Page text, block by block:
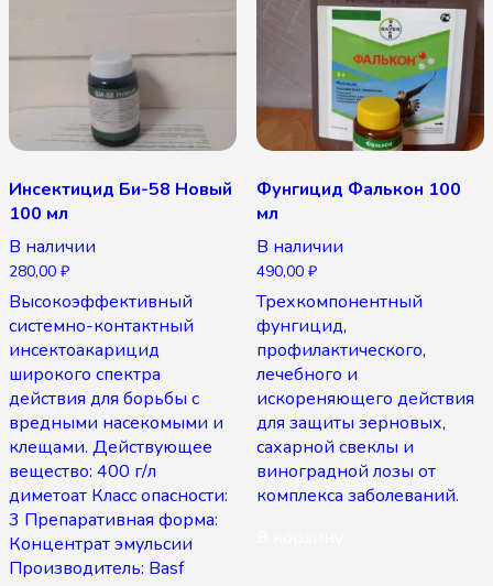
Инсектицид Би-58 Новый
100 мл
В наличии
280,00 ₽
Высокоэффективный
системно-контактный
инсектоакарицид
широкого спектра
действия для борьбы с
вредными насекомыми и
клещами. Действующее
вещество: 400 г/л
диметоат Класс опасности:
3 Препаративная форма:
Концентрат эмульсии
Производитель: Basf
Фунгицид Фалькон 100
мл
В наличии
490,00 ₽
Трехкомпонентный
фунгицид,
профилактического,
лечебного и
искореняющего действия
для защиты зерновых,
сахарной свеклы и
виноградной лозы от
комплекса заболеваний.